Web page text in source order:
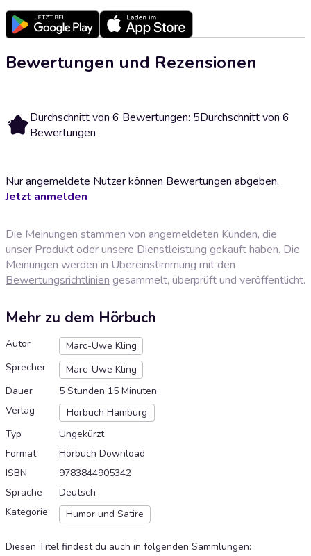
Bewertungen und Rezensionen
5 Durchschnitt von 6 Bewertungen: 5Durchschnitt von 6
Bewertungen
Nur angemeldete Nutzer können Bewertungen abgeben.
Jetzt anmelden
Die Meinungen stammen von angemeldeten Kunden, die
unser Produkt oder unsere Dienstleistung gekauft haben. Die
Meinungen werden in Übereinstimmung mit den
Bewertungsrichtlinien gesammelt, überprüft und veröffentlicht.
Mehr zu dem Hörbuch
Autor
Marc-Uwe Kling
Sprecher
Marc-Uwe Kling
Dauer
5 Stunden 15 Minuten
Verlag
Hörbuch Hamburg
Typ
Ungekürzt
Format
Hörbuch Download
ISBN
9783844905342
Sprache
Deutsch
Kategorie
Humor und Satire
Diesen Titel findest du auch in folgenden Sammlungen: